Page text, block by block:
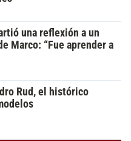
una reflexión a un
Marco: “Fue aprender a
Rud, el histórico